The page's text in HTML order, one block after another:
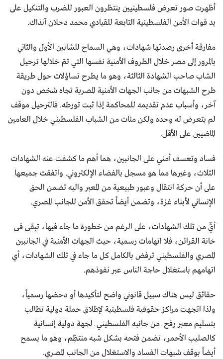
أظهرت صور تعرض فلسطينيين ينتظرون العبور للضرب والتنكيل على
يد قوات الأمن الفلسطينية التابعة للقيادي محمد دحلان آنذاك.
مفارقة أخرى رصدتها شهادات، وهي السماح للشابين الأول والثاني
بالمرور إلى مصر خلال الظروف الأمنية نفسها التي تمّ خلالها ترحيل
الشاب صاحب الشهادة الثالثة، وهو ما يطرح تساؤلات حول طريقة
طرح الشبهات من جانب الجهات الأمنية المصرية تجاه شخص دون
آخر، وأسباب عدم تقديمه للمحاكمة إذا ثبت تورطه. فالترحيل موقف
لم يتعرض له وحده ولكن مئات من الشباب الفلسطيني خلال العامين
الماضيين على الأقل.
فساد وتعسف أمني على الجانبين، هما أهم ما كشفت عنه الشهادات
الثلاث، وغيرها مما هو مسجل بالفضاء الإلكتروني. واتفقت جميعها
على أن حركة انتقال وعبور طبيعية من المعبر واليه تضمن الحق
الإنساني لأبناء غزة، وتضمن أيضاً تحقق الأمن للجانب المصري.
أيٌّ من تلك الشهادات، على الرغم من خطورة ما جاء فيها، تبقى فى
خانة القرائن، فلا اتهامات رسمية، حيث الجهات الأمنية في الجانبين
المصري والفلسطيني ترفض بالكامل كل ما جاء في تلك الشهادات، أي
اتهامهم باستغلال حاجة الناس عبر نفوذهم.
حقائق ليس هناك سبيل قانوني واضح لتأكيدها أو دحضها رسمياً،
ولذا اتجهت مراكز حقوقية فلسطينية لإطلاق حملة دولية تطالب
بتسليم معبر رفح ـ من جانبه الفلسطيني ـ لجهة دولية إنسانية
كالصليب الأحمر، تضمن فتحه بشكل شبه منتظِم، وهو ما يسمح
أيضاً بوقف شبهات الفساد والاستغلال من الجانب المصري.